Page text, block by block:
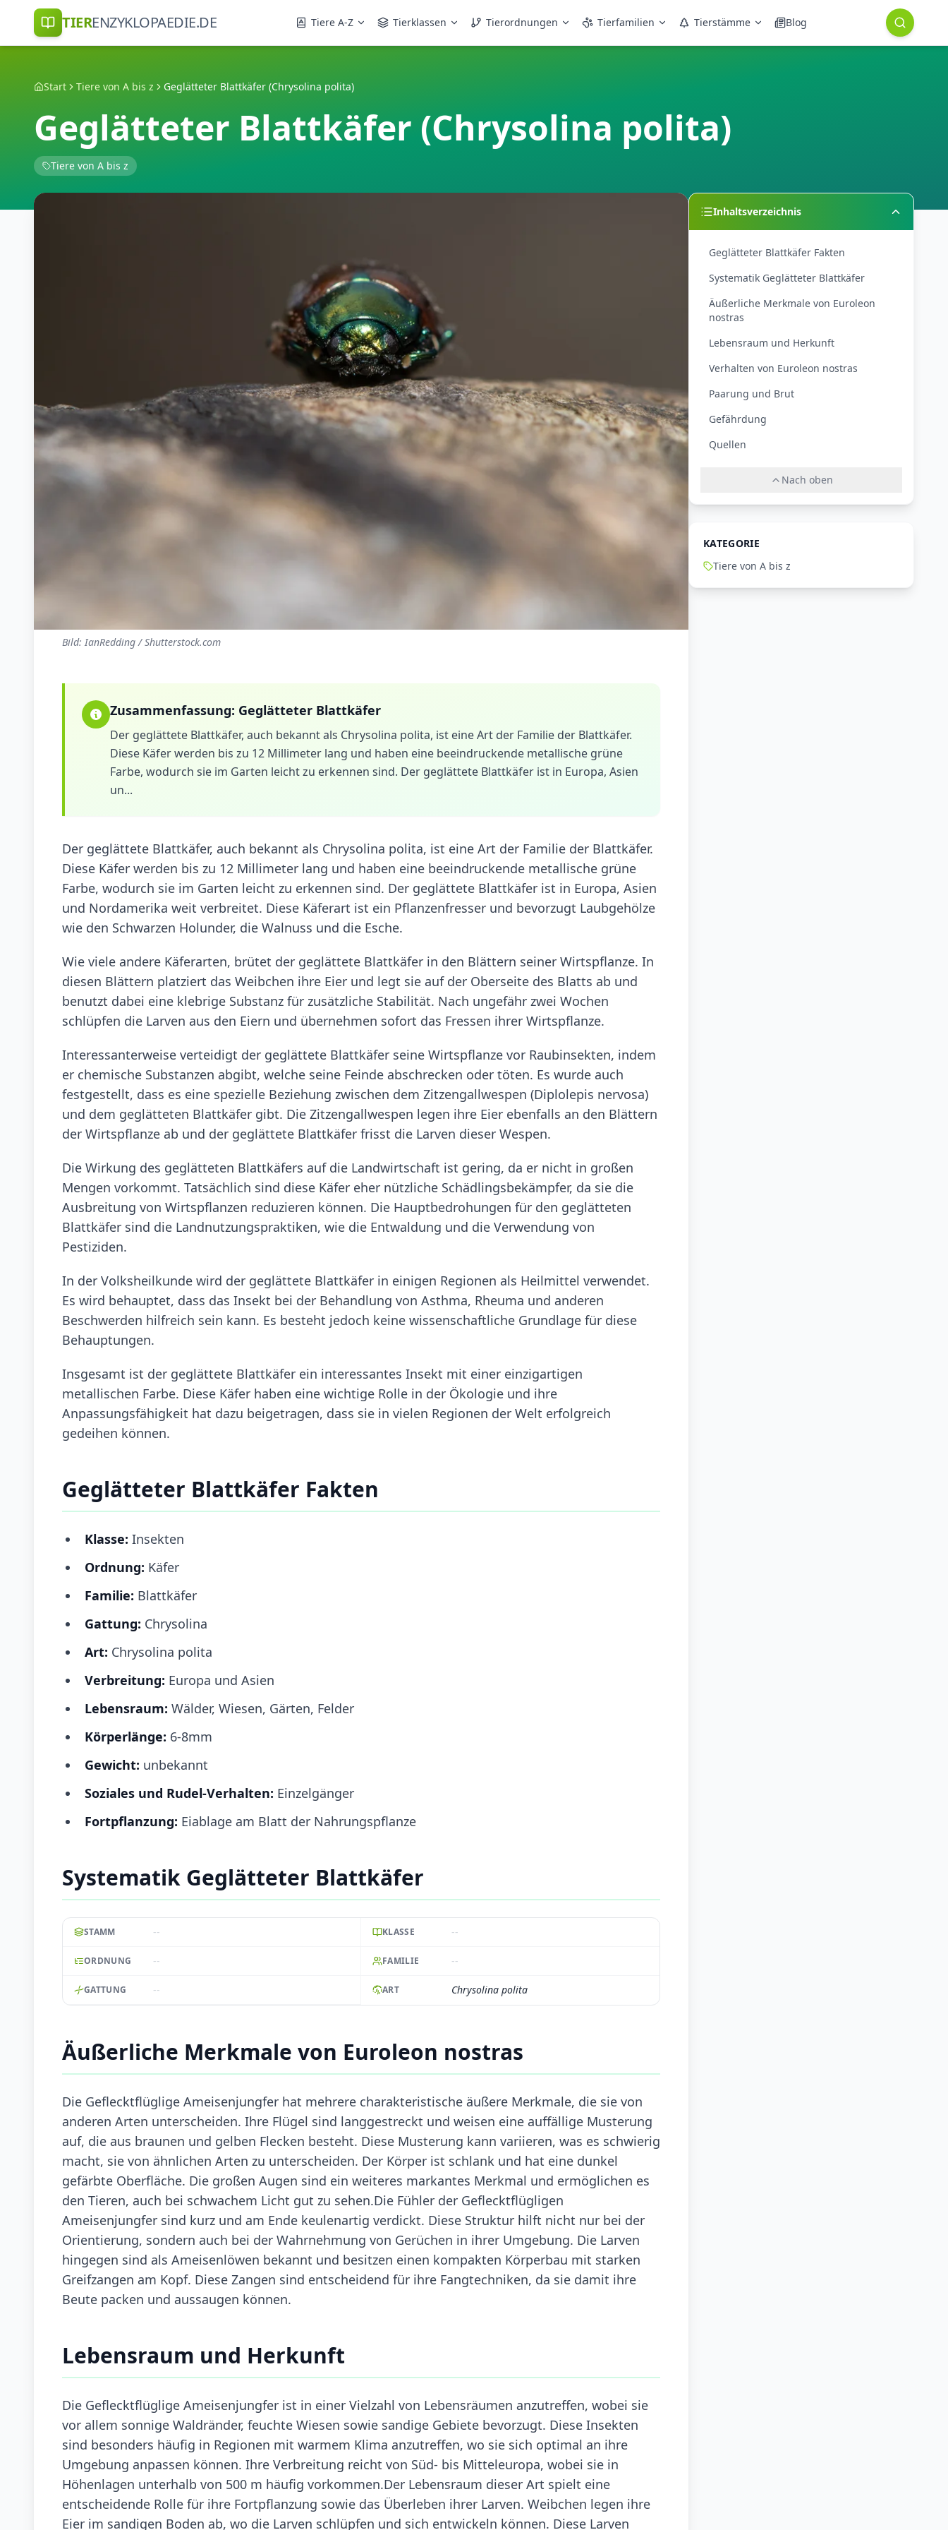
TIERENZYKLOPAEDIE.DE Tiere A-Z Tierklassen Tierordnungen Tierfamilien Tierstämme Blog
Start Tiere von A bis z Geglätteter Blattkäfer (Chrysolina polita)
Geglätteter Blattkäfer (Chrysolina polita)
Tiere von A bis z
Bild: IanRedding / Shutterstock.com
Zusammenfassung: Geglätteter Blattkäfer
Der geglättete Blattkäfer, auch bekannt als Chrysolina polita, ist eine Art der Familie der Blattkäfer.
Diese Käfer werden bis zu 12 Millimeter lang und haben eine beeindruckende metallische grüne
Farbe, wodurch sie im Garten leicht zu erkennen sind. Der geglättete Blattkäfer ist in Europa, Asien
un...
Der geglättete Blattkäfer, auch bekannt als Chrysolina polita, ist eine Art der Familie der Blattkäfer.
Diese Käfer werden bis zu 12 Millimeter lang und haben eine beeindruckende metallische grüne
Farbe, wodurch sie im Garten leicht zu erkennen sind. Der geglättete Blattkäfer ist in Europa, Asien
und Nordamerika weit verbreitet. Diese Käferart ist ein Pflanzenfresser und bevorzugt Laubgehölze
wie den Schwarzen Holunder, die Walnuss und die Esche.
Wie viele andere Käferarten, brütet der geglättete Blattkäfer in den Blättern seiner Wirtspflanze. In
diesen Blättern platziert das Weibchen ihre Eier und legt sie auf der Oberseite des Blatts ab und
benutzt dabei eine klebrige Substanz für zusätzliche Stabilität. Nach ungefähr zwei Wochen
schlüpfen die Larven aus den Eiern und übernehmen sofort das Fressen ihrer Wirtspflanze.
Interessanterweise verteidigt der geglättete Blattkäfer seine Wirtspflanze vor Raubinsekten, indem
er chemische Substanzen abgibt, welche seine Feinde abschrecken oder töten. Es wurde auch
festgestellt, dass es eine spezielle Beziehung zwischen dem Zitzengallwespen (Diplolepis nervosa)
und dem geglätteten Blattkäfer gibt. Die Zitzengallwespen legen ihre Eier ebenfalls an den Blättern
der Wirtspflanze ab und der geglättete Blattkäfer frisst die Larven dieser Wespen.
Die Wirkung des geglätteten Blattkäfers auf die Landwirtschaft ist gering, da er nicht in großen
Mengen vorkommt. Tatsächlich sind diese Käfer eher nützliche Schädlingsbekämpfer, da sie die
Ausbreitung von Wirtspflanzen reduzieren können. Die Hauptbedrohungen für den geglätteten
Blattkäfer sind die Landnutzungspraktiken, wie die Entwaldung und die Verwendung von
Pestiziden.
In der Volksheilkunde wird der geglättete Blattkäfer in einigen Regionen als Heilmittel verwendet.
Es wird behauptet, dass das Insekt bei der Behandlung von Asthma, Rheuma und anderen
Beschwerden hilfreich sein kann. Es besteht jedoch keine wissenschaftliche Grundlage für diese
Behauptungen.
Insgesamt ist der geglättete Blattkäfer ein interessantes Insekt mit einer einzigartigen
metallischen Farbe. Diese Käfer haben eine wichtige Rolle in der Ökologie und ihre
Anpassungsfähigkeit hat dazu beigetragen, dass sie in vielen Regionen der Welt erfolgreich
gedeihen können.
Geglätteter Blattkäfer Fakten
Klasse: Insekten
Ordnung: Käfer
Familie: Blattkäfer
Gattung: Chrysolina
Art: Chrysolina polita
Verbreitung: Europa und Asien
Lebensraum: Wälder, Wiesen, Gärten, Felder
Körperlänge: 6-8mm
Gewicht: unbekannt
Soziales und Rudel-Verhalten: Einzelgänger
Fortpflanzung: Eiablage am Blatt der Nahrungspflanze
Systematik Geglätteter Blattkäfer
STAMM -- KLASSE --
ORDNUNG -- FAMILIE --
GATTUNG -- ART Chrysolina polita
Äußerliche Merkmale von Euroleon nostras
Die Geflecktflüglige Ameisenjungfer hat mehrere charakteristische äußere Merkmale, die sie von
anderen Arten unterscheiden. Ihre Flügel sind langgestreckt und weisen eine auffällige Musterung
auf, die aus braunen und gelben Flecken besteht. Diese Musterung kann variieren, was es schwierig
macht, sie von ähnlichen Arten zu unterscheiden. Der Körper ist schlank und hat eine dunkel
gefärbte Oberfläche. Die großen Augen sind ein weiteres markantes Merkmal und ermöglichen es
den Tieren, auch bei schwachem Licht gut zu sehen.Die Fühler der Geflecktflügligen
Ameisenjungfer sind kurz und am Ende keulenartig verdickt. Diese Struktur hilft nicht nur bei der
Orientierung, sondern auch bei der Wahrnehmung von Gerüchen in ihrer Umgebung. Die Larven
hingegen sind als Ameisenlöwen bekannt und besitzen einen kompakten Körperbau mit starken
Greifzangen am Kopf. Diese Zangen sind entscheidend für ihre Fangtechniken, da sie damit ihre
Beute packen und aussaugen können.
Lebensraum und Herkunft
Die Geflecktflüglige Ameisenjungfer ist in einer Vielzahl von Lebensräumen anzutreffen, wobei sie
vor allem sonnige Waldränder, feuchte Wiesen sowie sandige Gebiete bevorzugt. Diese Insekten
sind besonders häufig in Regionen mit warmem Klima anzutreffen, wo sie sich optimal an ihre
Umgebung anpassen können. Ihre Verbreitung reicht von Süd- bis Mitteleuropa, wobei sie in
Höhenlagen unterhalb von 500 m häufig vorkommen.Der Lebensraum dieser Art spielt eine
entscheidende Rolle für ihre Fortpflanzung sowie das Überleben ihrer Larven. Weibchen legen ihre
Eier im sandigen Boden ab, wo die Larven schlüpfen und sich entwickeln können. Diese Larven
Inhaltsverzeichnis
Geglätteter Blattkäfer Fakten
Systematik Geglätteter Blattkäfer
Äußerliche Merkmale von Euroleon
nostras
Lebensraum und Herkunft
Verhalten von Euroleon nostras
Paarung und Brut
Gefährdung
Quellen
Nach oben
KATEGORIE
Tiere von A bis z